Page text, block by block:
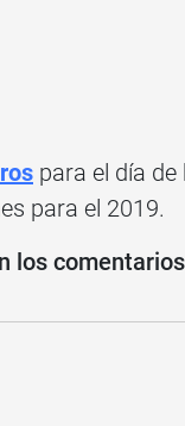
para el día de
para el 2019.
los